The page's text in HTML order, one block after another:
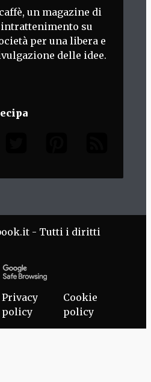
un magazine di
su
per una libera e
delle idee.
- Tutti i diritti
Privacy
policy
Cookie
policy